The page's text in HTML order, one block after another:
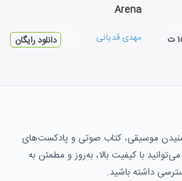
Arena
مهدی قدیانی دانلود رایگان
موسیقی، کتاب صوتی و پادکست‌های
با کیفیت بالا، به‌روز و مطمئن به
داشته باشید.